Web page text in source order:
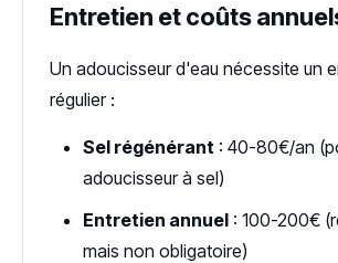
Entretien et coûts
Un adoucisseur d'eau nécessite un
régulier :
Sel régénérant : 40-80€/an
adoucisseur à sel)
Entretien annuel : 100-200€
mais non obligatoire)